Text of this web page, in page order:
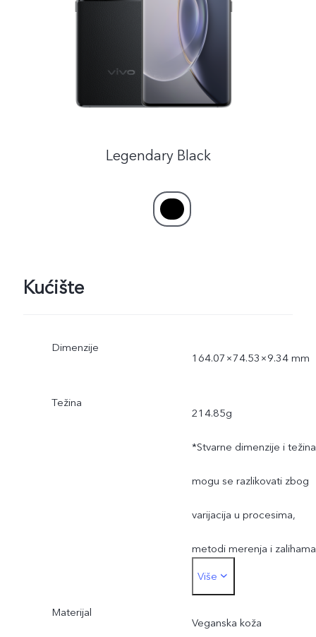
Legendary Black
Kućište
Dimenzije
164.07×74.53×9.34 mm
Težina
214.85g
*Stvarne dimenzije i težina
mogu se razlikovati zbog
varijacija u procesima,
metodi merenja i zalihama
materijala.
Više
Materijal
Veganska koža